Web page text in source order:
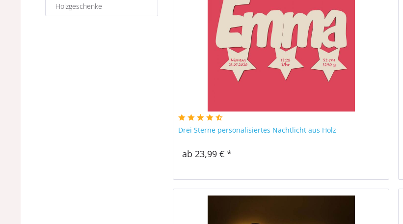
Holzgeschenke
Drei Sterne personalisiertes Nachtlicht aus Holz
ab 23,99 € *